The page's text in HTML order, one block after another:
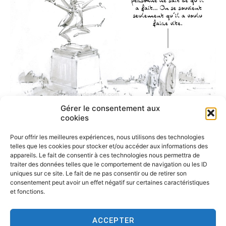
Gérer le consentement aux
cookies
Pour offrir les meilleures expériences, nous utilisons des technologies
telles que les cookies pour stocker et/ou accéder aux informations des
appareils. Le fait de consentir à ces technologies nous permettra de
traiter des données telles que le comportement de navigation ou les ID
uniques sur ce site. Le fait de ne pas consentir ou de retirer son
consentement peut avoir un effet négatif sur certaines caractéristiques
et fonctions.
ACCEPTER